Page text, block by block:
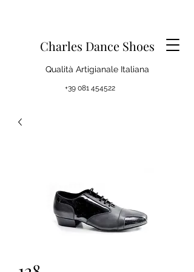
Charles Dance Shoes
Qualità Artigianale Italiana
+39 081 454522